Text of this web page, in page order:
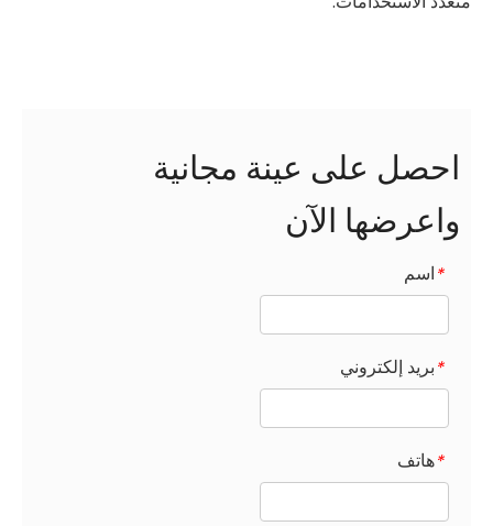
احصل على عينة مجانية
واعرضها الآن
*اسم
*بريد إلكتروني
*هاتف